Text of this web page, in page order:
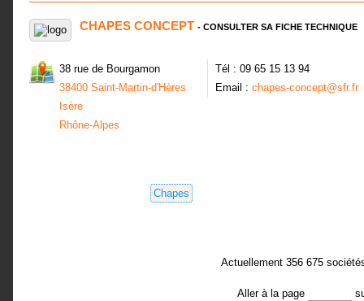
CHAPES CONCEPT - CONSULTER SA FICHE TECHNIQUE
38 rue de Bourgamon
38400 Saint-Martin-d'Hères
Isère
Rhône-Alpes
Tél : 09 65 15 13 94
Email : chapes-concept@sfr.fr
Chapes
Actuellement 356 675
Aller à la page